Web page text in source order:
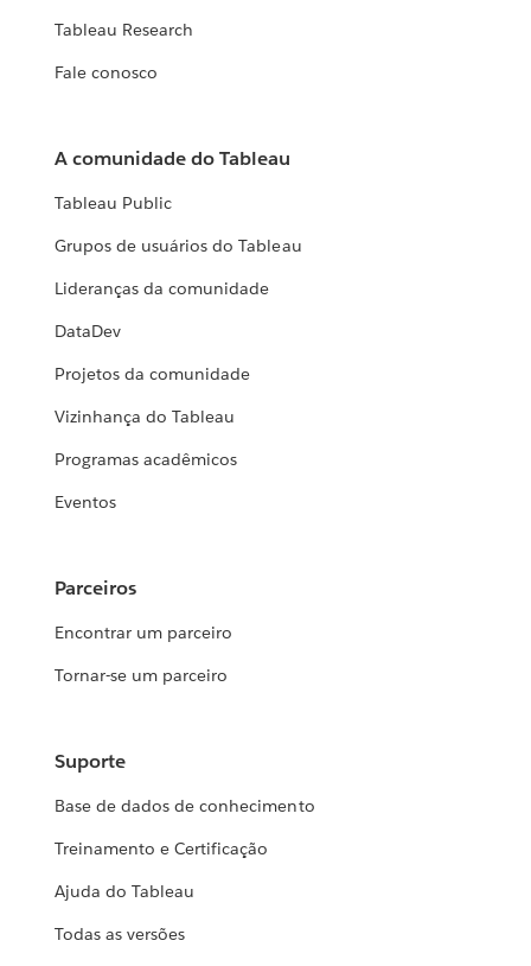
Tableau Research
Fale conosco
A comunidade do Tableau
Tableau Public
Grupos de usuários do Tableau
Lideranças da comunidade
DataDev
Projetos da comunidade
Vizinhança do Tableau
Programas acadêmicos
Eventos
Parceiros
Encontrar um parceiro
Tornar-se um parceiro
Suporte
Base de dados de conhecimento
Treinamento e Certificação
Ajuda do Tableau
Todas as versões